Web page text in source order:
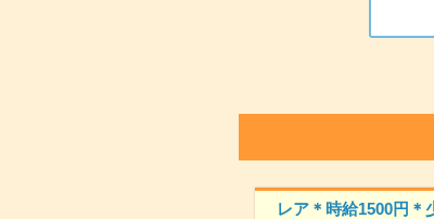
レア＊時給1500円＊